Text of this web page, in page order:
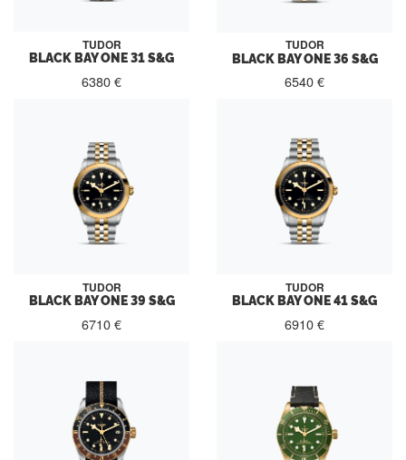
TUDOR
BLACK BAY ONE 31 S&G
6380 €
TUDOR
BLACK BAY ONE 36 S&G
6540 €
TUDOR
BLACK BAY ONE 39 S&G
6710 €
TUDOR
BLACK BAY ONE 41 S&G
6910 €